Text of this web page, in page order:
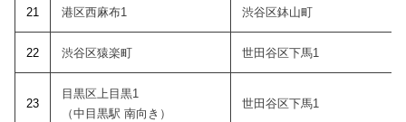
21 港区西麻布1 渋谷区鉢山町
22 渋谷区猿楽町 世田谷区下馬1
23
目黒区上目黒1
（中目黒駅 南向き）
世田谷区下馬1